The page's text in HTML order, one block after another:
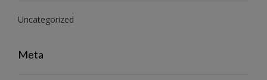
Uncategorized
Meta